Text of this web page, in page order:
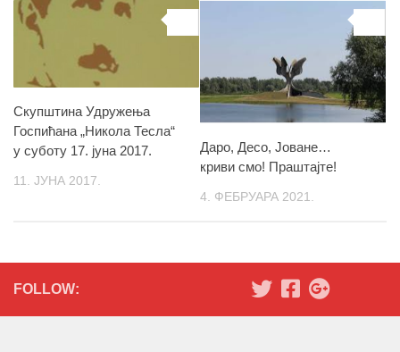
Скупштина Удружења
Госпићана „Никола Тесла“
у суботу 17. јуна 2017.
11. ЈУНА 2017.
Даро, Десо, Јоване…
криви смо! Праштајте!
4. ФЕБРУАРА 2021.
FOLLOW: